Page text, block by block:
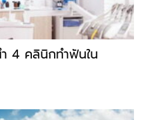
4 คลินิกทำฟันใน